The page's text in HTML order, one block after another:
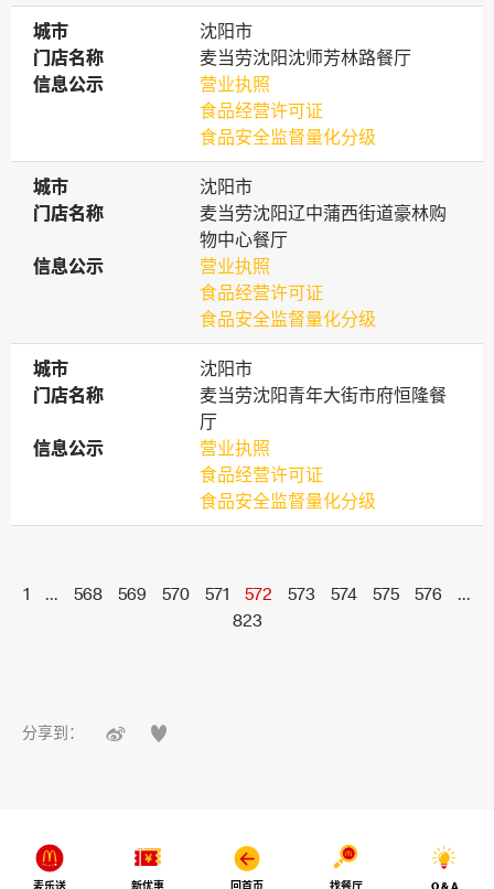
城市
城市
沈阳市
门店名称
门店名称
麦当劳沈阳沈师芳林路餐厅
信息公示
信息公示
营业执照
食品经营许可证
食品安全监督量化分级
城市
城市
沈阳市
门店名称
门店名称
麦当劳沈阳辽中蒲西街道豪林购
物中心餐厅
信息公示
信息公示
营业执照
食品经营许可证
食品安全监督量化分级
城市
城市
沈阳市
门店名称
门店名称
麦当劳沈阳青年大街市府恒隆餐
厅
信息公示
信息公示
营业执照
食品经营许可证
食品安全监督量化分级
1 ... 568 569 570 571 572 573 574 575 576
...
823
分享到：  